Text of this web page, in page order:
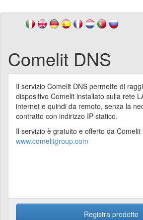
Comelit DNS
Il servizio Comelit DNS permette di
dispositivo Comelit installato sulla rete
internet e quindi da remoto, senza la
contratto con indirizzo IP statico.
Il servizio è gratuito e offerto da Comelit
www.comelitgroup.com
Registra prodotto